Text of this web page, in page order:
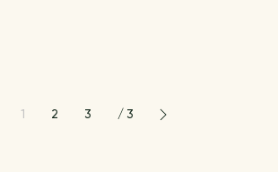
1 2 3 / 3